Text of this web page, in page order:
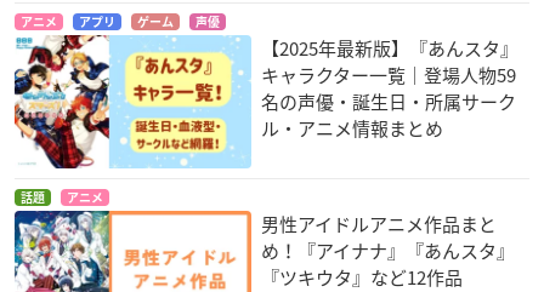
アニメ アプリ ゲーム 声優
【2025年最新版】『あんスタ』
キャラクター一覧｜登場人物59
名の声優・誕生日・所属サーク
ル・アニメ情報まとめ
話題 アニメ
男性アイドルアニメ作品まと
め！『アイナナ』『あんスタ』
『ツキウタ』など12作品